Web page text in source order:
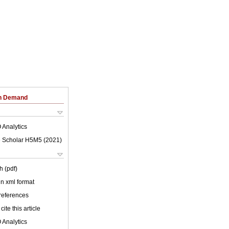
Demand
Analytics
Scholar H5M5 (2021 )
(pdf)
xml format
this article
Analytics